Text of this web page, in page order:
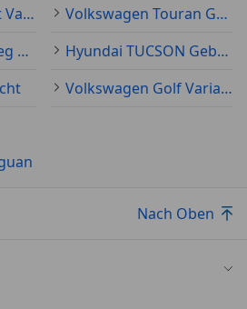
Volkswagen Passat Variant Gebraucht
Volkswagen Touran Gebraucht
Volkswagen Touareg Gebraucht
Hyundai TUCSON Gebraucht
Volkswagen Golf Variant Gebraucht
Nach Oben